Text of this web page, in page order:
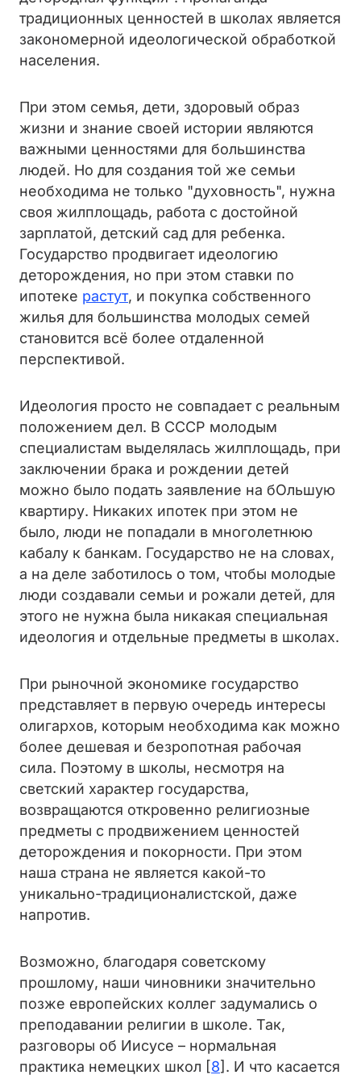
традиционных ценностей в школах является
закономерной идеологической обработкой
населения.
При этом семья, дети, здоровый образ
жизни и знание своей истории являются
важными ценностями для большинства
людей. Но для создания той же семьи
необходима не только "духовность", нужна
своя жилплощадь, работа с достойной
зарплатой, детский сад для ребенка.
Государство продвигает идеологию
деторождения, но при этом ставки по
ипотеке растут, и покупка собственного
жилья для большинства молодых семей
становится всё более отдаленной
перспективой.
Идеология просто не совпадает с реальным
положением дел. В СССР молодым
специалистам выделялась жилплощадь, при
заключении брака и рождении детей
можно было подать заявление на бОльшую
квартиру. Никаких ипотек при этом не
было, люди не попадали в многолетнюю
кабалу к банкам. Государство не на словах,
а на деле заботилось о том, чтобы молодые
люди создавали семьи и рожали детей, для
этого не нужна была никакая специальная
идеология и отдельные предметы в школах.
При рыночной экономике государство
представляет в первую очередь интересы
олигархов, которым необходима как можно
более дешевая и безропотная рабочая
сила. Поэтому в школы, несмотря на
светский характер государства,
возвращаются откровенно религиозные
предметы с продвижением ценностей
деторождения и покорности. При этом
наша страна не является какой-то
уникально-традиционалистской, даже
напротив.
Возможно, благодаря советскому
прошлому, наши чиновники значительно
позже европейских коллег задумались о
преподавании религии в школе. Так,
разговоры об Иисусе – нормальная
практика немецких школ [8]. И что касается